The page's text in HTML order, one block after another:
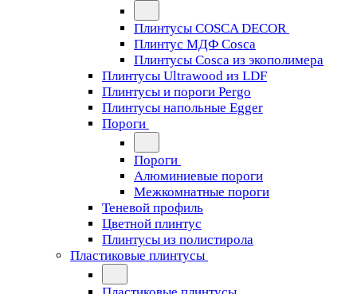
Плинтусы COSCA DECOR
Плинтус МДФ Cosca
Плинтусы Cosca из экополимера
Плинтусы Ultrawood из LDF
Плинтусы и пороги Pergo
Плинтусы напольные Egger
Пороги
Пороги
Алюминиевые пороги
Межкомнатные пороги
Теневой профиль
Цветной плинтус
Плинтусы из полистирола
Пластиковые плинтусы